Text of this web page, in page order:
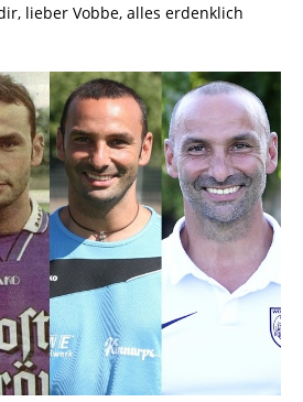
lieber Vobbe, alles erdenklich